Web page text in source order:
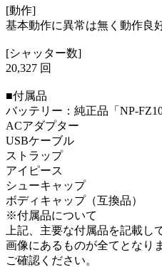
[動作]
基本動作に異常は無く動作良
[シャッター数]
20,327 回
■付属品
バッテリー：純正品「NP-
ACアダプター
USBケーブル
ストラップ
アイピース
シューキャップ
ボディキャップ（互換品）
※付属品について
上記、主要な付属品を記載し
画像にあるものが全てとなり
ご確認ください。